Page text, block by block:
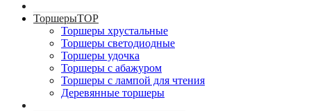
ТоршерыTOP
Торшеры хрустальные
Торшеры светодиодные
Торшеры удочка
Торшеры с абажуром
Торшеры с лампой для чтения
Деревянные торшеры